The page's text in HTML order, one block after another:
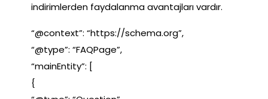
indirimlerden faydalanma avantajları vardır.
“@context”: “https://schema.org”,
“@type”: “FAQPage”,
“mainEntity”: [
{